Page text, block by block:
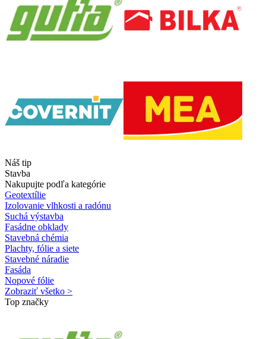
Náš tip
Stavba
Nakupujte podľa kategórie
Geotextílie
Izolovanie vlhkosti a radónu
Suchá výstavba
Fasádne obklady
Stavebná chémia
Plachty, fólie a siete
Stavebné náradie
Fasáda
Nopové fólie
Zobraziť všetko >
Top značky